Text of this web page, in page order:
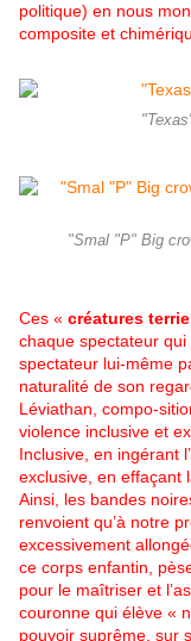
politique) en nous
composite et
"Smal "P" Big
Ces « créatures
chaque spectateur
spectateur lui-même
naturalité de son
Léviathan, compo-
violence inclusive et
Inclusive, en ingérant
exclusive, en effaçant
Ainsi, les bandes
renvoient qu’à notre
excessivement
ce corps enfantin,
pour le maîtriser et
couronne qui élève «
pouvoir suprême, sur